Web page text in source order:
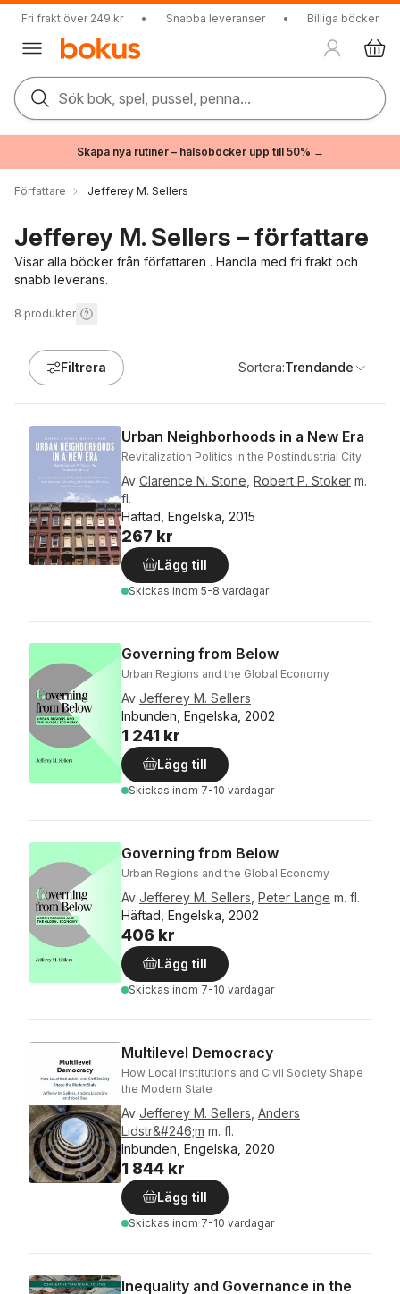
Fri frakt över 249 kr • Snabba leveranser • Billiga böcker
Sök bok, spel, pussel, penna...
Skapa nya rutiner – hälsoböcker upp till 50% →
Författare Jefferey M. Sellers
Jefferey M. Sellers – författare
Visar alla böcker från författaren . Handla med fri frakt och
snabb leverans.
8 produkter
Filtrera Sortera:Trendande
Urban Neighborhoods in a New Era
Revitalization Politics in the Postindustrial City
Av Clarence N. Stone Robert P. Stoker m.
fl.
Häftad, Engelska, 2015
267 kr
Lägg till
Skickas inom 5-8 vardagar
Governing from Below
Urban Regions and the Global Economy
Av Jefferey M. Sellers
Inbunden, Engelska, 2002
1 241 kr
Lägg till
Skickas inom 7-10 vardagar
Governing from Below
Urban Regions and the Global Economy
Av Jefferey M. Sellers Peter Lange m. fl.
Häftad, Engelska, 2002
406 kr
Lägg till
Skickas inom 7-10 vardagar
Multilevel Democracy
How Local Institutions and Civil Society Shape
the Modern State
Av Jefferey M. Sellers Anders
Lidstr&#246;m m. fl.
Inbunden, Engelska, 2020
1 844 kr
Lägg till
Skickas inom 7-10 vardagar
Inequality and Governance in the